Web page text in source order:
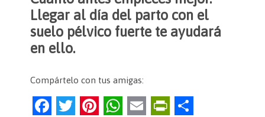
Llegar al día del parto con el
suelo pélvico fuerte te ayudará
en ello.
Compártelo con tus amigas:
F
T
Pi
W
E
Pr